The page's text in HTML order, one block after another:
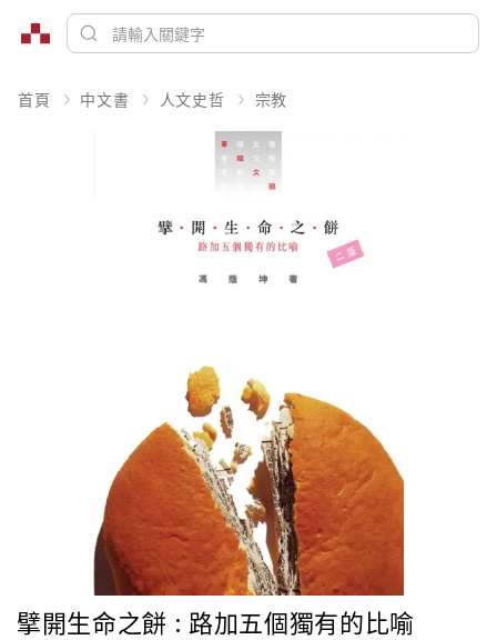
首頁 中文書 人文史哲 宗教
擘開生命之餅 : 路加五個獨有的比喻